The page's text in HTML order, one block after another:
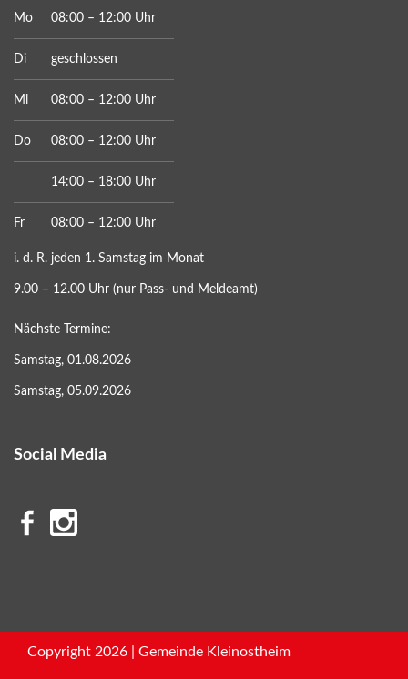
Mo 08:00 – 12:00 Uhr
Di geschlossen
Mi 08:00 – 12:00 Uhr
Do 08:00 – 12:00 Uhr
14:00 – 18:00 Uhr
Fr 08:00 – 12:00 Uhr
i. d. R. jeden 1. Samstag im Monat
9.00 – 12.00 Uhr (nur Pass- und Meldeamt)
Nächste Termine:
Samstag, 01.08.2026
Samstag, 05.09.2026
Social Media
Copyright 2026 | Gemeinde Kleinostheim